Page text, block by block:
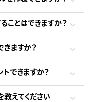
ことはできますか？
ますか？
できますか？
えてください